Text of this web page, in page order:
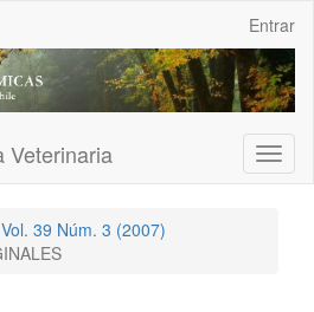
Entrar
Veterinaria
Vol. 39 Núm. 3 (2007)